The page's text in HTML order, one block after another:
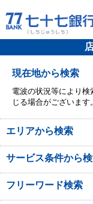
現在地から検索
電波の状況等により検
じる場合がございます。
エリアから検索
サービス条件から
フリーワード検索